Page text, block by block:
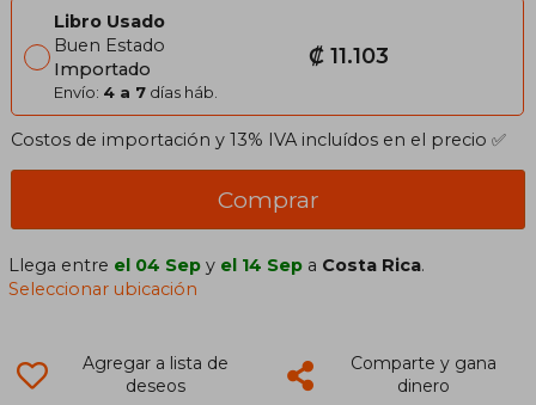
Libro Usado
Buen Estado
Importado
Envío: 4 a 7 días háb.
₡ 11.103
Costos de importación y 13% IVA incluídos en el precio ✅
Comprar
Llega entre el 04 Sep y el 14 Sep a Costa Rica.
Seleccionar ubicación
Agregar a lista de
deseos
Comparte y gana
dinero